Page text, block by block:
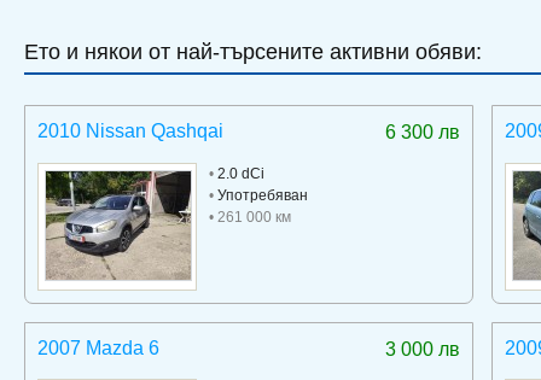
Ето и някои от най-търсените активни обяви:
6 300 лв
2010 Nissan Qashqai
• 2.0 dCi
• Употребяван
• 261 000 км
3 000 лв
2007 Mazda 6